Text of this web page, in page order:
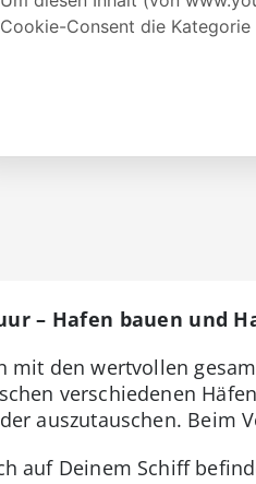
– Hafen bauen und
mit den wertvollen
verschiedenen
auszutauschen. Beim
auf Deinem Schiff